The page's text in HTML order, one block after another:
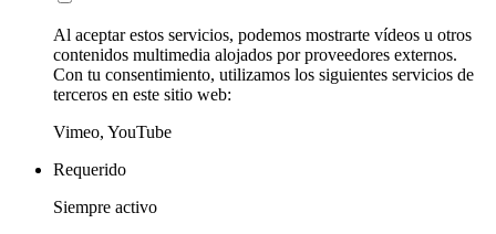
Al aceptar estos servicios, podemos mostrarte vídeos u otros
contenidos multimedia alojados por proveedores externos.
Con tu consentimiento, utilizamos los siguientes servicios de
terceros en este sitio web:
Vimeo, YouTube
Requerido
Siempre activo